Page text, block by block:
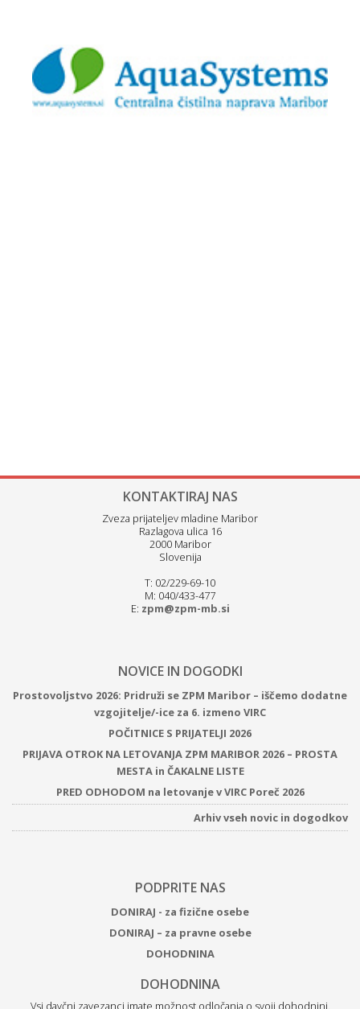
KONTAKTIRAJ NAS
Zveza prijateljev mladine Maribor
Razlagova ulica 16
2000 Maribor
Slovenija
T: 02/229-69-10
M: 040/433-477
E: zpm@zpm-mb.si
NOVICE IN DOGODKI
Prostovoljstvo 2026: Pridruži se ZPM Maribor – iščemo dodatne
vzgojitelje/-ice za 6. izmeno VIRC
POČITNICE S PRIJATELJI 2026
PRIJAVA OTROK NA LETOVANJA ZPM MARIBOR 2026 – PROSTA
MESTA in ČAKALNE LISTE
PRED ODHODOM na letovanje v VIRC Poreč 2026
Arhiv vseh novic in dogodkov
PODPRITE NAS
DONIRAJ - za fizične osebe
DONIRAJ – za pravne osebe
DOHODNINA
DOHODNINA
Vsi davčni zavezanci imate možnost odločanja o svoji dohodnini.